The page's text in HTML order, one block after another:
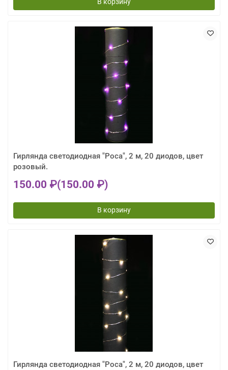
В корзину
Гирлянда светодиодная "Роса", 2 м, 20 диодов, цвет
розовый.
150.00 ₽(150.00 ₽)
В корзину
Гирлянда светодиодная "Роса", 2 м, 20 диодов, цвет